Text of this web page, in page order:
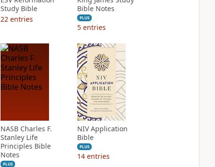
Study Bible
22 entries
Bible Notes
PLUS
5 entries
NASB Charles F.
Stanley Life
Principles Bible
Notes
PLUS
NIV Application
Bible
PLUS
14 entries